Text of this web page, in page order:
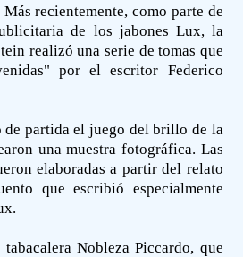
recientemente, como parte de
de los jabones Lux, la
realizó una serie de tomas que
por el escritor Federico
de partida el juego del brillo de la
una muestra fotográfica. Las
elaboradas a partir del relato
que escribió especialmente
Nobleza Piccardo, que